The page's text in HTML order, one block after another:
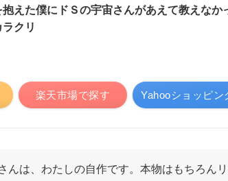
えた僕にドＳの宇宙さんがあえて教えなか
クリ
楽天市場で探す Yahooショッピン
んは、わたしの自作です。本物はもちろん